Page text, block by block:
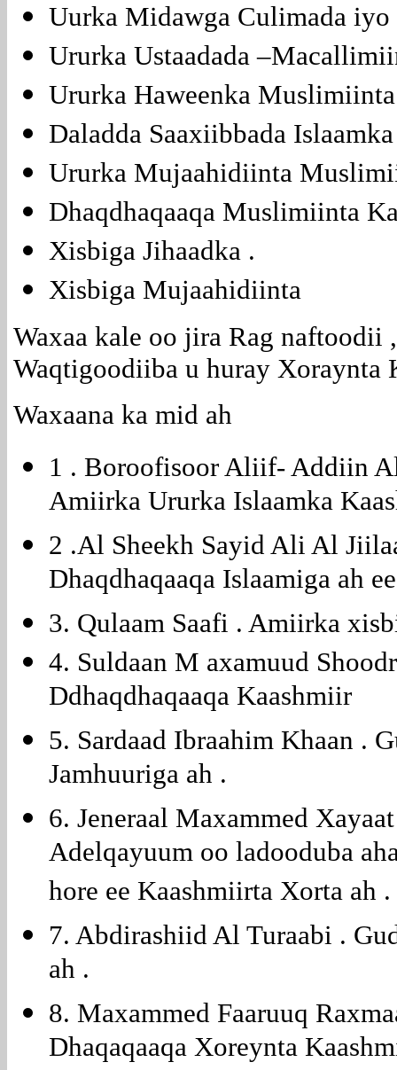
Uurka Midawga Culimada
Ururka Ustaadada
Ururka Haweenka
Daladda Saaxiibbada
Ururka Mujaahidiinta
Dhaqdhaqaaqa Muslimiinta
Xisbiga Jihaadka .
Xisbiga Mujaahidiinta
Waxaa kale oo jira Rag
Waqtigoodiiba u huray Xoraynta
Waxaana ka mid ah
1 . Boroofisoor Aliif- Addiin
Amiirka Ururka Islaamka
2 .Al Sheekh Sayid Ali Al
Dhaqdhaqaaqa Islaamiga ah
3. Qulaam Saafi . Amiirka
4. Suldaan M axamuud
Ddhaqdhaqaaqa Kaashmiir
5. Sardaad Ibraahim Khaan .
Jamhuuriga ah .
6. Jeneraal Maxammed
Adelqayuum oo ladooduba
hore ee Kaashmiirta Xorta ah .
7. Abdirashiid Al Turaabi .
ah .
8. Maxammed Faaruuq
Dhaqaqaaqa Xoreynta